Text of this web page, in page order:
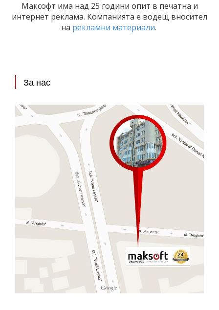
Максофт има над 25 години опит в печатна и
интернет реклама. Компанията е водещ вносител
на рекламни материали.
За нас